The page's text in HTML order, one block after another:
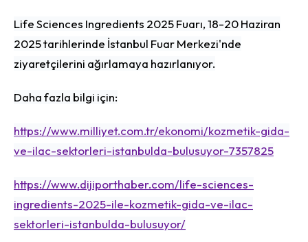
Life Sciences Ingredients 2025 Fuarı, 18-20 Haziran
2025 tarihlerinde İstanbul Fuar Merkezi'nde
ziyaretçilerini ağırlamaya hazırlanıyor.
Daha fazla bilgi için:
https://www.milliyet.com.tr/ekonomi/kozmetik-gida-
ve-ilac-sektorleri-istanbulda-bulusuyor-7357825
https://www.dijiporthaber.com/life-sciences-
ingredients-2025-ile-kozmetik-gida-ve-ilac-
sektorleri-istanbulda-bulusuyor/